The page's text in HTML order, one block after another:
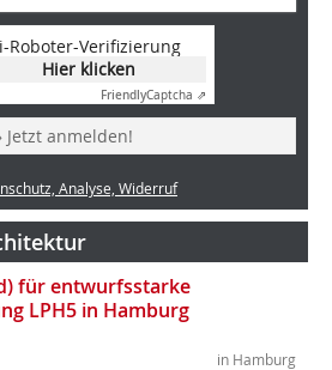
Roboter-Verifizierung
Hier klicken
FriendlyCaptcha ⇗
Jetzt anmelden!
Analyse, Widerruf
für entwurfsstarke
LPH5 in Hamburg
in Hamburg